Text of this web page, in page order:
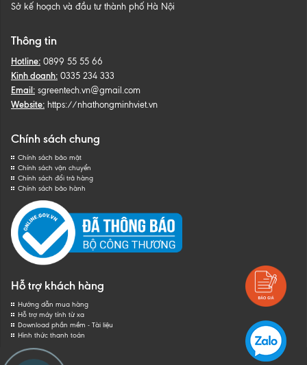
Sở kế hoạch và đầu tư thành phố Hà Nội
Thông tin
Hotline: 0899 55 55 66
Kinh doanh: 0335 234 333
Email: sgreentech.vn@gmail.com
Website: https://nhathongminhviet.vn
Chính sách chung
Chính sách bảo mật
Chính sách vận chuyển
Chính sách đổi trả hàng
Chính sách bảo hành
Hỗ trợ khách hàng
Hướng dẫn mua hàng
Hỗ trợ máy tính từ xa
Download phần mềm - Tài liệu
Hình thức thanh toán